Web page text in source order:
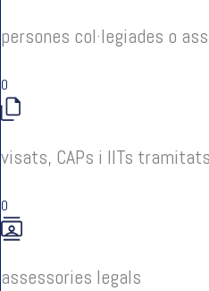
persones col·legiades o
0
visats, CAPs i IITs tramitats
0
assessories legals